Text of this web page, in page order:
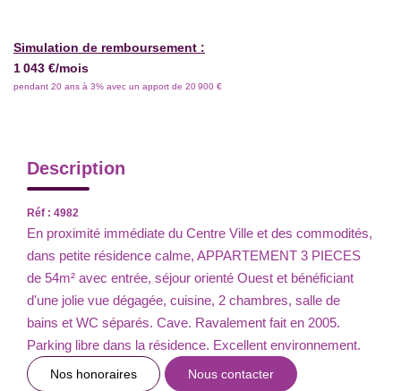
Simulation de remboursement :
1 043 €/mois
pendant 20 ans à 3% avec un apport de 20 900 €
Description
Réf : 4982
En proximité immédiate du Centre Ville et des commodités,
dans petite résidence calme, APPARTEMENT 3 PIECES
de 54m² avec entrée, séjour orienté Ouest et bénéficiant
d'une jolie vue dégagée, cuisine, 2 chambres, salle de
bains et WC séparés. Cave. Ravalement fait en 2005.
Parking libre dans la résidence. Excellent environnement.
Nos honoraires Nous contacter